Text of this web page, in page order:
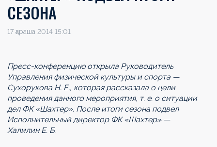
СЕЗОНА
17 қараша 2014 15:01
Пресс-конференцию открыла Руководитель
Управления физической культуры и спорта —
Сухорукова Н. Е., которая рассказала о цели
проведения данного мероприятия, т. е. о ситуации
дел ФК «Шахтер». После итоги сезона подвел
Исполнительный директор ФК «Шахтер» —
Халилин Е. Б.